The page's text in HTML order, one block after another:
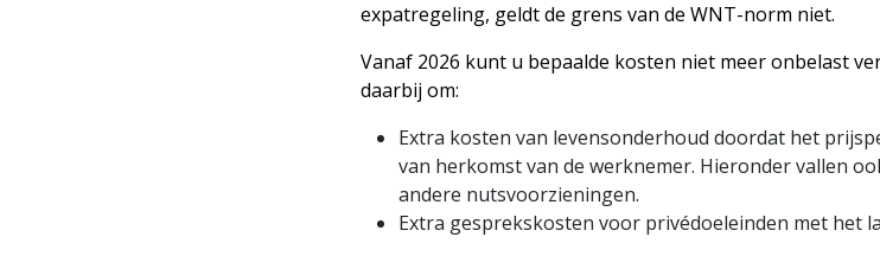
expatregeling, geldt de grens van de WNT-norm niet.
Vanaf 2026 kunt u bepaalde kosten niet meer onbelast
daarbij om:
Extra kosten van levensonderhoud doordat het
van herkomst van de werknemer. Hieronder vallen
andere nutsvoorzieningen.
Extra gesprekskosten voor privédoeleinden met het